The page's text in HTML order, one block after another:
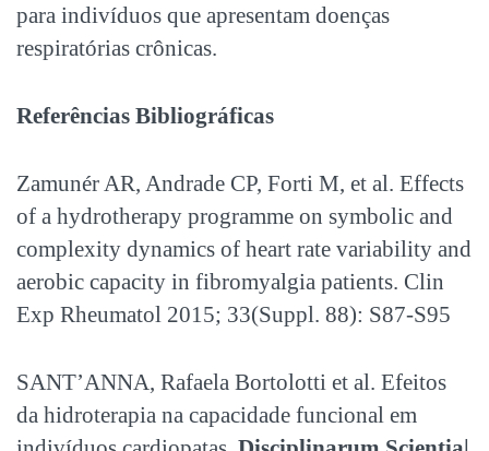
para indivíduos que apresentam doenças
respiratórias crônicas.
Referências Bibliográficas
Zamunér AR, Andrade CP, Forti M, et al. Effects
of a hydrotherapy programme on symbolic and
complexity dynamics of heart rate variability and
aerobic capacity in fibromyalgia patients. Clin
Exp Rheumatol 2015; 33(Suppl. 88): S87-S95
SANT’ANNA, Rafaela Bortolotti et al. Efeitos
da hidroterapia na capacidade funcional em